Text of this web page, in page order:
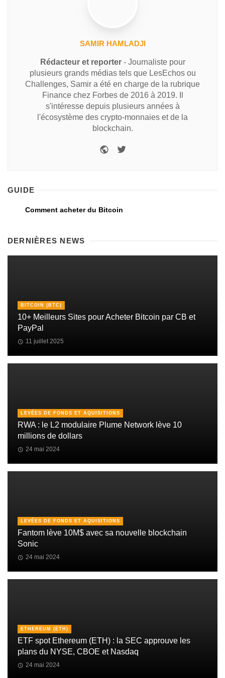
SAMIR HAMLADJI
Rédacteur et reporter- Journaliste pour
plusieurs grands médias tels que LesEchos ou
Challenges, Samir a été en charge de la rubrique
Finance chez Forbes de 2016 à 2019. Il
s'intéresse depuis plusieurs années à
l'écosystème des crypto-monnaies et de la
blockchain.
GUIDE
Comment acheter du Bitcoin
DERNIÈRES NEWS
BITCOIN (BTC)
10+ Meilleurs Sites pour Acheter Bitcoin par CB et
PayPal
11 juillet 2025
LEVÉES DE FONDS ET AQUISITIONS
RWA : le L2 modulaire Plume Network lève 10
millions de dollars
24 mai 2024
LEVÉES DE FONDS ET AQUISITIONS
Fantom lève 10M$ avec sa nouvelle blockchain
Sonic
24 mai 2024
ETHEREUM (ETH)
ETF spot Ethereum (ETH) : la SEC approuve les
plans du NYSE, CBOE et Nasdaq
24 mai 2024